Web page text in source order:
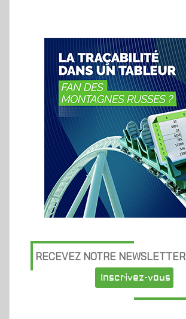
RECEVEZ NOTRE NEWSLETTER
Inscrivez-vous